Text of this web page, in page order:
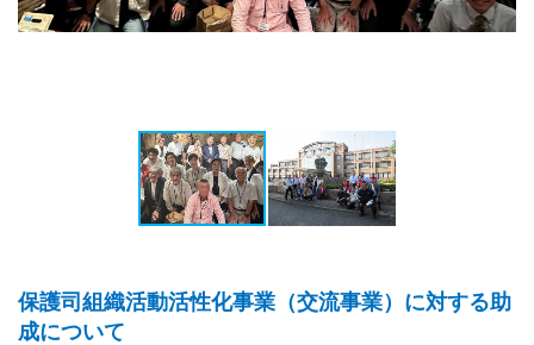
保護司組織活動活性化事業（交流事業）に対する助
成について